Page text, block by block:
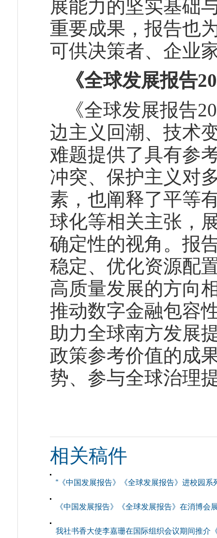
展能力的坚实基础
重要成果，报告也
可供决策者、企业
《全球发展报告
《全球发展报告
边主义回潮、技术
难题提供了具有参
冲突、保护主义对
素，也阐释了平等
球化等相关主张，
确定性的视角。报
稳定、优化资源配
高质量发展的方向
推动数字金融包容
助力全球南方发展
政策参考价值的成
势、参与全球治理
相关稿件
“《中国发展报告》《全球发展报告》进校园系
《中国发展报告》《全球发展报告》在消博会
我社书香大使李嘉珊在国际组织会议期间推介